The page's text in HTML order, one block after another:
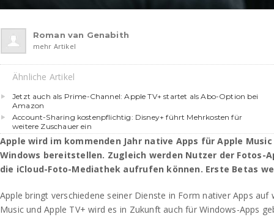
Roman van Genabith
mehr Artikel
Ähnliche Artikel
Jetzt auch als Prime-Channel: Apple TV+ startet als Abo-Option bei
Amazon
Account-Sharing kostenpflichtig: Disney+ führt Mehrkosten für
weitere Zuschauer ein
Apple wird im kommenden Jahr native Apps für Apple
Windows bereitstellen. Zugleich werden Nutzer der Fotos-
die iCloud-Foto-Mediathek aufrufen können. Erste Betas
Apple bringt verschiedene seiner Dienste in Form nativer Apps
Music und Apple TV+ wird es in Zukunft auch für Windows-Apps